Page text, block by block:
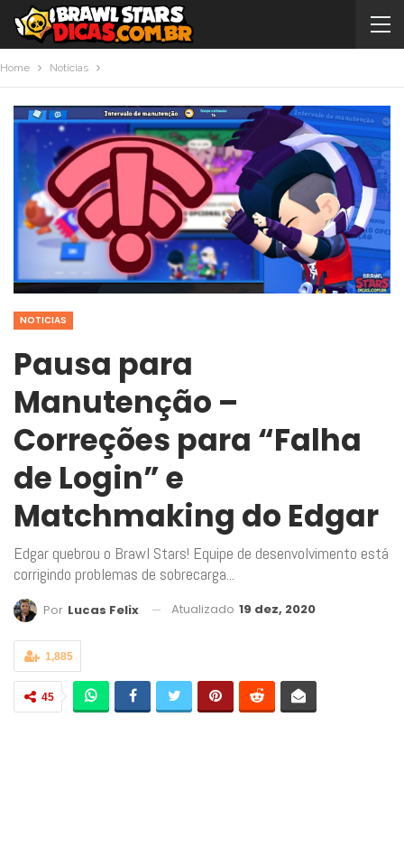
Home Noticias
NOTICIAS
Pausa para
Manutenção –
Correções para “Falha
de Login” e
Matchmaking do Edgar
Edgar quebrou o Brawl Stars! Equipe de desenvolvimento está
corrigindo problemas de sobrecarga...
Por Lucas Felix Atualizado 19 dez, 2020
1,885
45